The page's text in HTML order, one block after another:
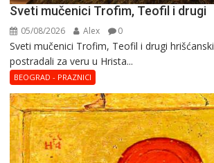
Sveti mučenici Trofim, Teofil i drugi
05/08/2026 Alex 0
Sveti mučenici Trofim, Teofil i drugi
postradali za veru u Hrista...
BEOGRAD - PRAZNICI